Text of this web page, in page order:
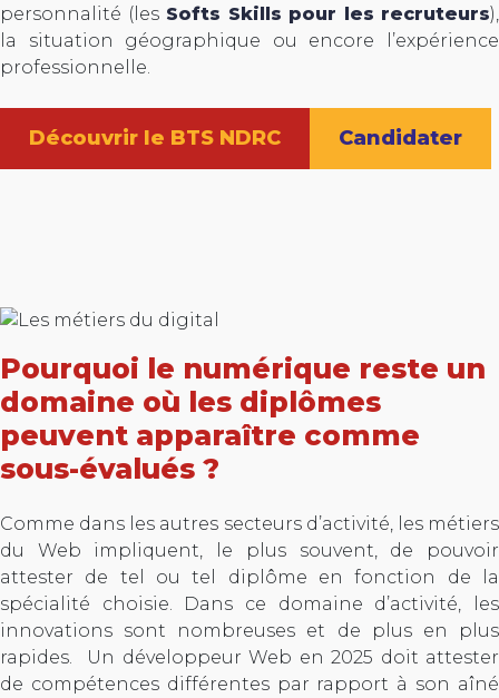
personnalité (les Softs Skills pour les recruteurs),
la situation géographique ou encore l’expérience
professionnelle.
Découvrir le BTS NDRC Candidater
Pourquoi le numérique reste un
domaine où les diplômes
peuvent apparaître comme
sous-évalués ?
Comme dans les autres secteurs d’activité, les métiers
du Web impliquent, le plus souvent, de pouvoir
attester de tel ou tel diplôme en fonction de la
spécialité choisie. Dans ce domaine d’activité, les
innovations sont nombreuses et de plus en plus
rapides. Un développeur Web en 2025 doit attester
de compétences différentes par rapport à son aîné